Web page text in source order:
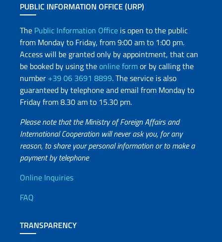
PUBLIC INFORMATION OFFICE (URP)
The Public Information Office is open to the public
from Monday to Friday, from 9:00 am to 1:00 pm.
Access will be granted only by appointment, that can
be booked by using theonline formor by calling the
number +39 06 3691 8899. The service is also
guaranteed by telephone and email from Monday to
Friday from 8.30 am to 15.30 pm.
Please note that the Ministry of Foreign Affairs and
International Cooperation will never ask you, for any
reason, to share your personal information or to make a
payment by telephone
Useful info
Online Inquiries
FAQ
TRANSPARENCY